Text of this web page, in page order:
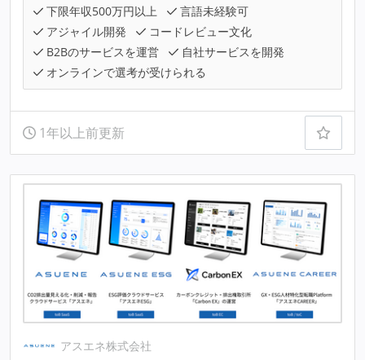
下限年収500万円以上
言語未経験可
アジャイル開発
コードレビュー文化
B2Bのサービスを運営
自社サービスを開発
オンラインで選考が受けられる
1年以上前更新
アスエネ株式会社